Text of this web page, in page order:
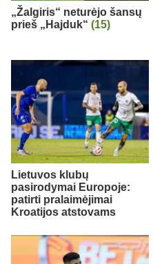
„Žalgiris“ neturėjo šansų
prieš „Hajduk“ (15)
Lietuvos klubų
pasirodymai Europoje:
patirti pralaimėjimai
Kroatijos atstovams